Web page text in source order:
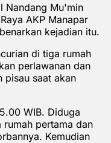
Nandang Mu'min
AKP Manapar
kejadian itu.
di tiga rumah
perlawanan dan
pisau saat akan
WIB. Diduga
rumah pertama dan
Kemudian